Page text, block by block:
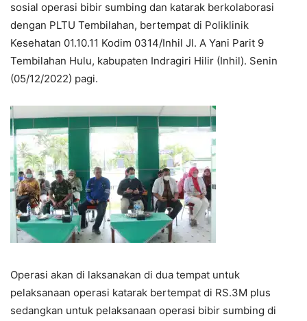
sosial operasi bibir sumbing dan katarak berkolaborasi
dengan PLTU Tembilahan, bertempat di Poliklinik
Kesehatan 01.10.11 Kodim 0314/Inhil Jl. A Yani Parit 9
Tembilahan Hulu, kabupaten Indragiri Hilir (Inhil). Senin
(05/12/2022) pagi.
Operasi akan di laksanakan di dua tempat untuk
pelaksanaan operasi katarak bertempat di RS.3M plus
sedangkan untuk pelaksanaan operasi bibir sumbing di